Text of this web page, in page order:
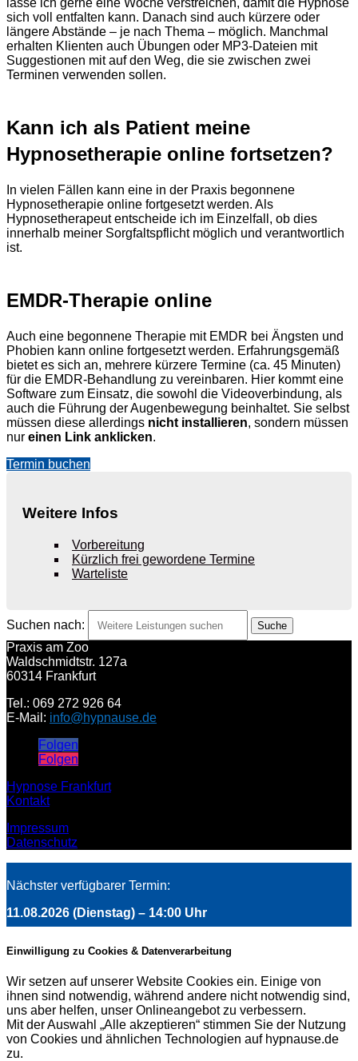
lasse ich gerne eine Woche verstreichen, damit die Hypnose
sich voll entfalten kann. Danach sind auch kürzere oder
längere Abstände – je nach Thema – möglich. Manchmal
erhalten Klienten auch Übungen oder MP3-Dateien mit
Suggestionen mit auf den Weg, die sie zwischen zwei
Terminen verwenden sollen.
Kann ich als Patient meine
Hypnosetherapie online fortsetzen?
In vielen Fällen kann eine in der Praxis begonnene
Hypnosetherapie online fortgesetzt werden. Als
Hypnosetherapeut entscheide ich im Einzelfall, ob dies
innerhalb meiner Sorgfaltspflicht möglich und verantwortlich
ist.
EMDR-Therapie online
Auch eine begonnene Therapie mit EMDR bei Ängsten und
Phobien kann online fortgesetzt werden. Erfahrungsgemäß
bietet es sich an, mehrere kürzere Termine (ca. 45 Minuten)
für die EMDR-Behandlung zu vereinbaren. Hier kommt eine
Software zum Einsatz, die sowohl die Videoverbindung, als
auch die Führung der Augenbewegung beinhaltet. Sie selbst
müssen diese allerdings nicht installieren, sondern müssen
nur einen Link anklicken.
Termin buchen
Weitere Infos
Vorbereitung
Kürzlich frei gewordene Termine
Warteliste
Suchen nach:
Praxis am Zoo
Waldschmidtstr. 127a
60314 Frankfurt
Tel.: 069 272 926 64
E-Mail: info@hypnause.de
Folgen
Folgen
Hypnose Frankfurt
Kontakt
Impressum
Datenschutz
Nächster verfügbarer Termin:
11.08.2026 (Dienstag) – 14:00 Uhr
Einwilligung zu Cookies & Datenverarbeitung
Wir setzen auf unserer Website Cookies ein. Einige von
ihnen sind notwendig, während andere nicht notwendig sind,
uns aber helfen, unser Onlineangebot zu verbessern.
Mit der Auswahl „Alle akzeptieren“ stimmen Sie der Nutzung
von Cookies und ähnlichen Technologien auf hypnause.de
zu.